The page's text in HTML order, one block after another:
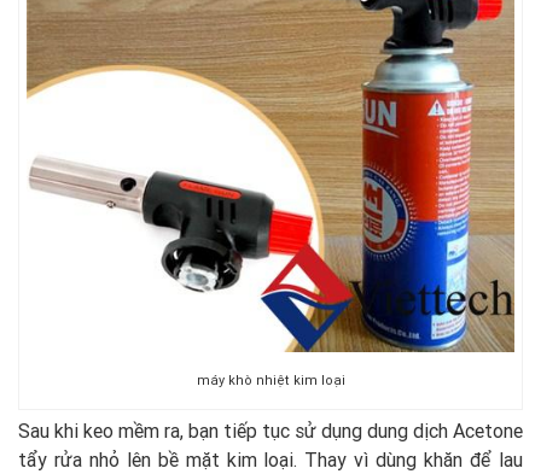
máy khò nhiệt kim loại
Sau khi keo mềm ra, bạn tiếp tục sử dụng dung dịch Acetone
tẩy rửa nhỏ lên bề mặt kim loại. Thay vì dùng khăn để lau